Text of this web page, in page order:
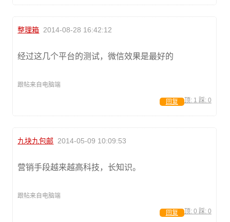
整理箱 2014-08-28 16:42:12
经过这几个平台的测试，微信效果是最好的
跟帖来自电脑端
顶: 1 踩: 0
回复
九块九包邮 2014-05-09 10:09:53
营销手段越来越高科技，长知识。
跟帖来自电脑端
顶: 0 踩: 0
回复